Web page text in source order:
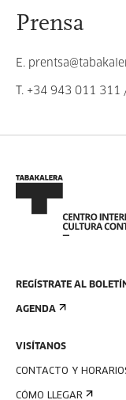
Prensa
E.
T. +34 943 011 311
REGÍSTRATE AL
AGENDA
VISÍTANOS
CONTACTO Y
CÓMO LLEGAR